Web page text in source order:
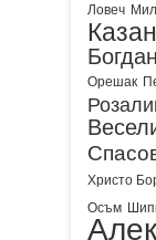
Ловеч
Орешак
Христо
Осъм